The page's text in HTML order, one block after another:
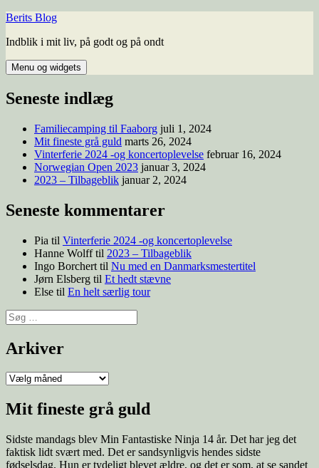
Hop
indhold
Berits Blog
Indblik i mit liv, på godt og på ondt
Menu og widgets
Seneste indlæg
Familiecamping til Faaborg juli 1, 2024
Mit fineste grå guld marts 26, 2024
Vinterferie 2024 -og koncertoplevelse februar 16, 2024
Norwegian Open 2023 januar 3, 2024
2023 – Tilbageblik januar 2, 2024
Seneste kommentarer
Pia til Vinterferie 2024 -og koncertoplevelse
Hanne Wolfftil 2023 – Tilbageblik
Ingo Borchert til Nu med en Danmarksmestertitel
Jørn Elsberg til Et hedt stævne
Else til En helt særlig tour
Søg
efter:
Arkiver
Arkiver
Mit fineste grå guld
Sidste mandags blev Min Fantastiske Ninja 14 år. Det har jeg det
faktisk lidt svært med. Det er sandsynligvis hendes sidste
fødselsdag. Hun er tydeligt blevet ældre, og det er som, at se sandet